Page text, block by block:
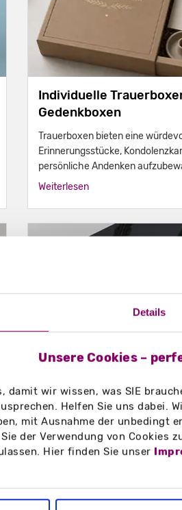
Details
Unsere Cookies –
damit wir wissen, was SIE
Helfen Sie uns dabei.
mit Ausnahme der unbedingt
der Verwendung von Cookies
Hier finden Sie unser
Individuelle
Gedenkboxen
Trauerboxen bieten eine
Erinnerungsstücke,
persönliche Andenken
überreichen. Erfahren Sie,
gestaltet werden können.
Weiterlesen
Haptik-Marketing: Der
entscheidet über
Warum Haptik-Marketing
beeinflusst: Erfahren Sie, wie
und Verpackung den ersten
den Markenerfolg nachhaltig
Weiterlesen